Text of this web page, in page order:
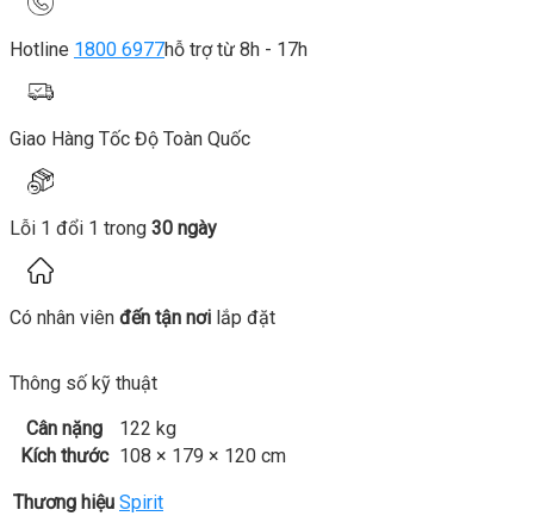
Hotline 1800 6977hỗ trợ từ 8h - 17h
Giao Hàng Tốc Độ Toàn Quốc
Lỗi 1 đổi 1 trong 30 ngày
Có nhân viên đến tận nơi lắp đặt
Thông số kỹ thuật
Cân nặng
122 kg
Kích thước 108 × 179 × 120 cm
Thương hiệu Spirit